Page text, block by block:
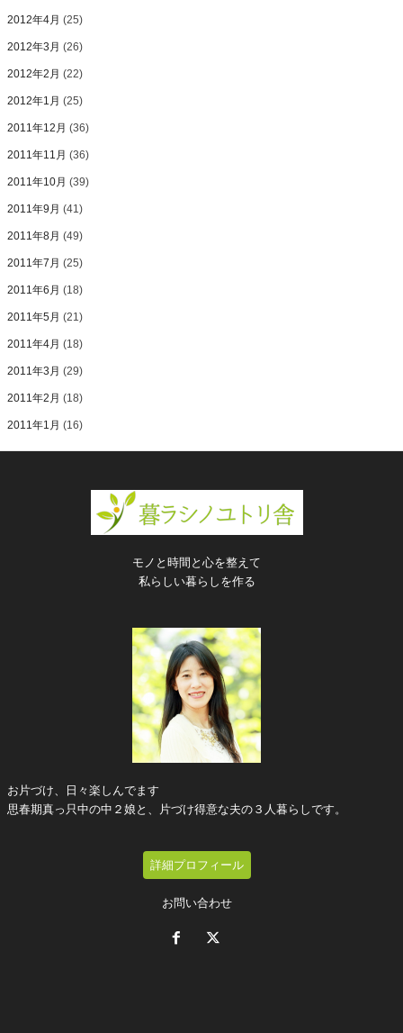
2012年4月 (25)
2012年3月 (26)
2012年2月 (22)
2012年1月 (25)
2011年12月 (36)
2011年11月 (36)
2011年10月 (39)
2011年9月 (41)
2011年8月 (49)
2011年7月 (25)
2011年6月 (18)
2011年5月 (21)
2011年4月 (18)
2011年3月 (29)
2011年2月 (18)
2011年1月 (16)
モノと時間と心を整えて
私らしい暮らしを作る
お片づけ、日々楽しんでます
思春期真っ只中の中２娘と、片づけ得意な夫の３人暮らしです。
詳細プロフィール
お問い合わせ